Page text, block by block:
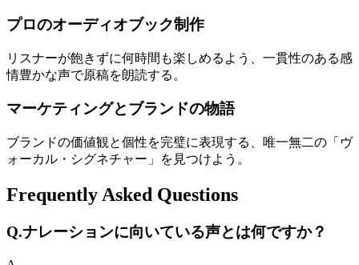
プロのオーディオブック制作
リスナーが飽きずに何時間も楽しめるよう、一貫性のある感
情豊かな声で原稿を朗読する。
マーケティングとブランドの物語
ブランドの価値観と個性を完璧に表現する、唯一無二の「ヴ
ォーカル・シグネチャー」を見つけよう。
Frequently Asked Questions
Q.ナレーションに向いている声とは何ですか？